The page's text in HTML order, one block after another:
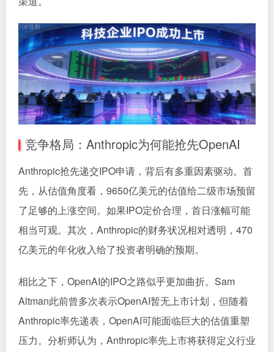
竞争格局：Anthropic为何能抢先OpenAI
Anthropic抢先递交IPO申请，背后有多重因素驱动。首
先，从估值角度看，9650亿美元的估值给二级市场预留
了足够的上涨空间。如果IPO定价合理，首日涨幅可能
相当可观。其次，Anthropic的财务状况相对透明，470
亿美元的年化收入给了投资者明确的预期。
相比之下，OpenAI的IPO之路似乎更加曲折。Sam
Altman此前曾多次表示OpenAI暂无上市计划，但随着
Anthropic率先递表，OpenAI可能面临巨大的估值重塑
压力。分析师认为，Anthropic率先上市将获得定义行业